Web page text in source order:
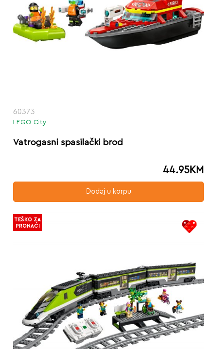
60373
LEGO City
Vatrogasni spasilački brod
44.95KM
Dodaj u korpu
TEŠKO ZA
PRONAĆI